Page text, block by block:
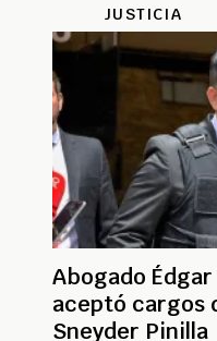
JUSTICIA
Abogado
aceptó cargos
Sneyder Pinilla